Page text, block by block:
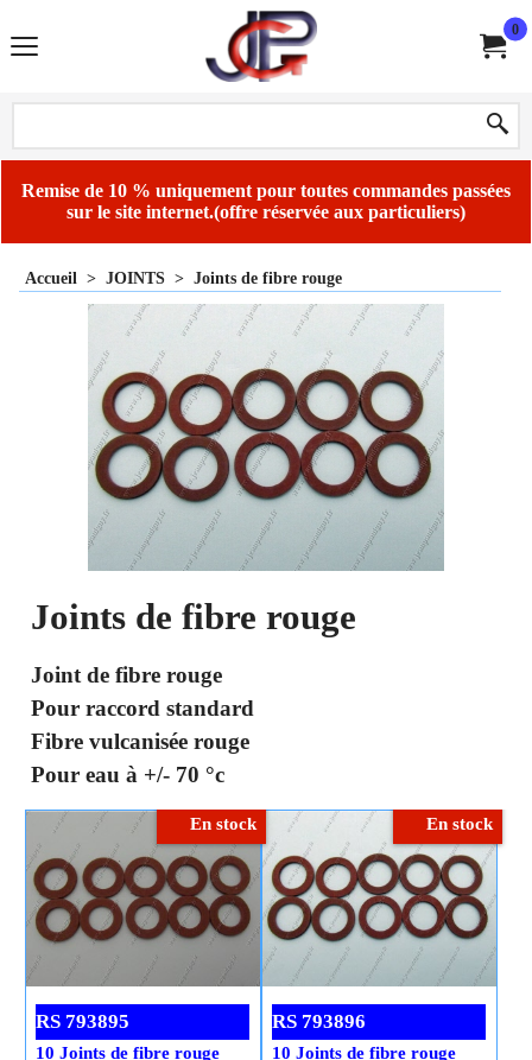
0
Remise de 10 % uniquement pour toutes commandes passées
sur le site internet.(offre réservée aux particuliers)
Accueil > JOINTS > Joints de fibre rouge
Joints de fibre rouge
Joint de fibre rouge
Pour raccord standard
Fibre vulcanisée rouge
Pour eau à +/- 70 °c
En stock
RS 793895
10 Joints de fibre rouge
En stock
RS 793896
10 Joints de fibre rouge